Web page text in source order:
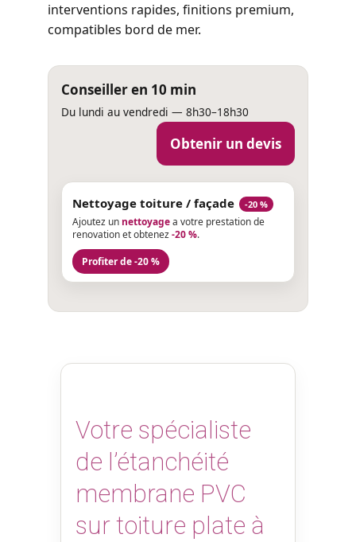
interventions rapides, finitions premium,
compatibles bord de mer.
Conseiller en 10 min
Du lundi au vendredi — 8h30–18h30
Obtenir un devis
Nettoyage toiture / façade -20 %
Ajoutez un nettoyagea votre prestation de
renovation et obtenez-20 %.
Profiter de -20 %
Votre spécialiste
de l’étanchéité
membrane PVC
sur toiture plate à